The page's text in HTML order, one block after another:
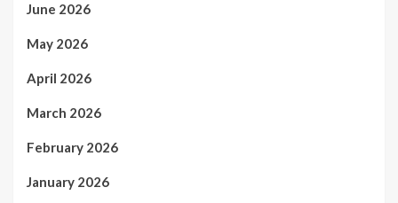
June 2026
May 2026
April 2026
March 2026
February 2026
January 2026